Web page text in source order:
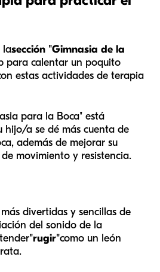
lasección "Gimnasia de la
para calentar un poquito
estas actividades de terapia
para la Boca" está
hijo/a se dé más cuenta de
además de mejorar su
movimiento y resistencia.
divertidas y sencillas de
del sonido de la
"rugir"como un león